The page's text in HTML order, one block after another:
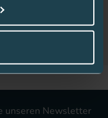
unseren Newsletter